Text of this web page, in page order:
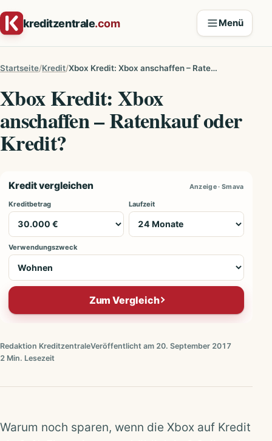
kreditzentrale.com Menü
Startseite Kredit Xbox Kredit: Xbox anschaffen – Ratenkauf oder Kredit?
Xbox Kredit: Xbox
anschaffen – Ratenkauf oder
Kredit?
Kredit vergleichen Anzeige · Smava
Kreditbetrag Laufzeit
Verwendungszweck
Zum Vergleich
Redaktion KreditzentraleVeröffentlicht am 20. September 2017
2 Min. Lesezeit
Warum noch sparen, wenn die Xbox auf Kredit